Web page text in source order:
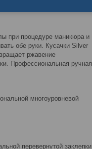
при процедуре маникюра и
обе руки. Кусачки Silver
ржавение
Профессиональная ручная
многоуровневой
перевернутой заклепки